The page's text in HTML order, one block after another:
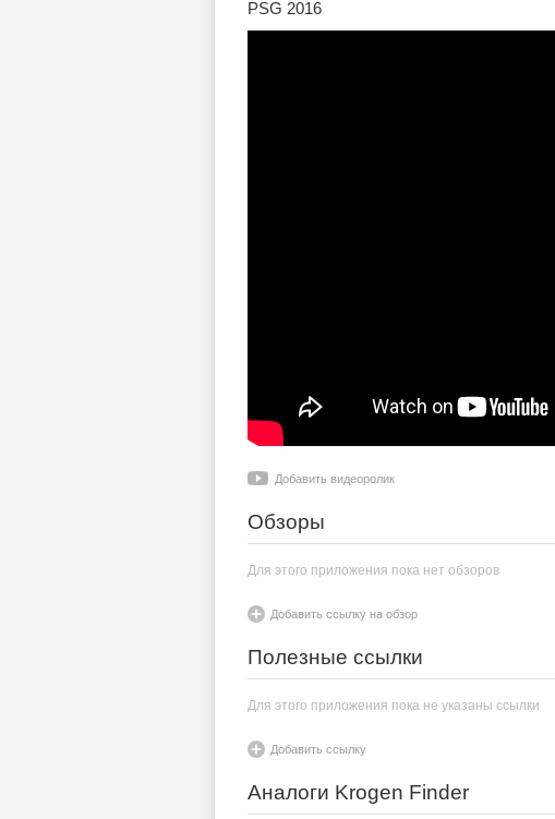
PSG 2016
Добавить видеоролик
Обзоры
Для этого приложения пока нет обзоров
Добавить ссылку на обзор
Полезные ссылки
Для этого приложения пока не указаны ссылки
Добавить ссылку
Аналоги Krogen Finder